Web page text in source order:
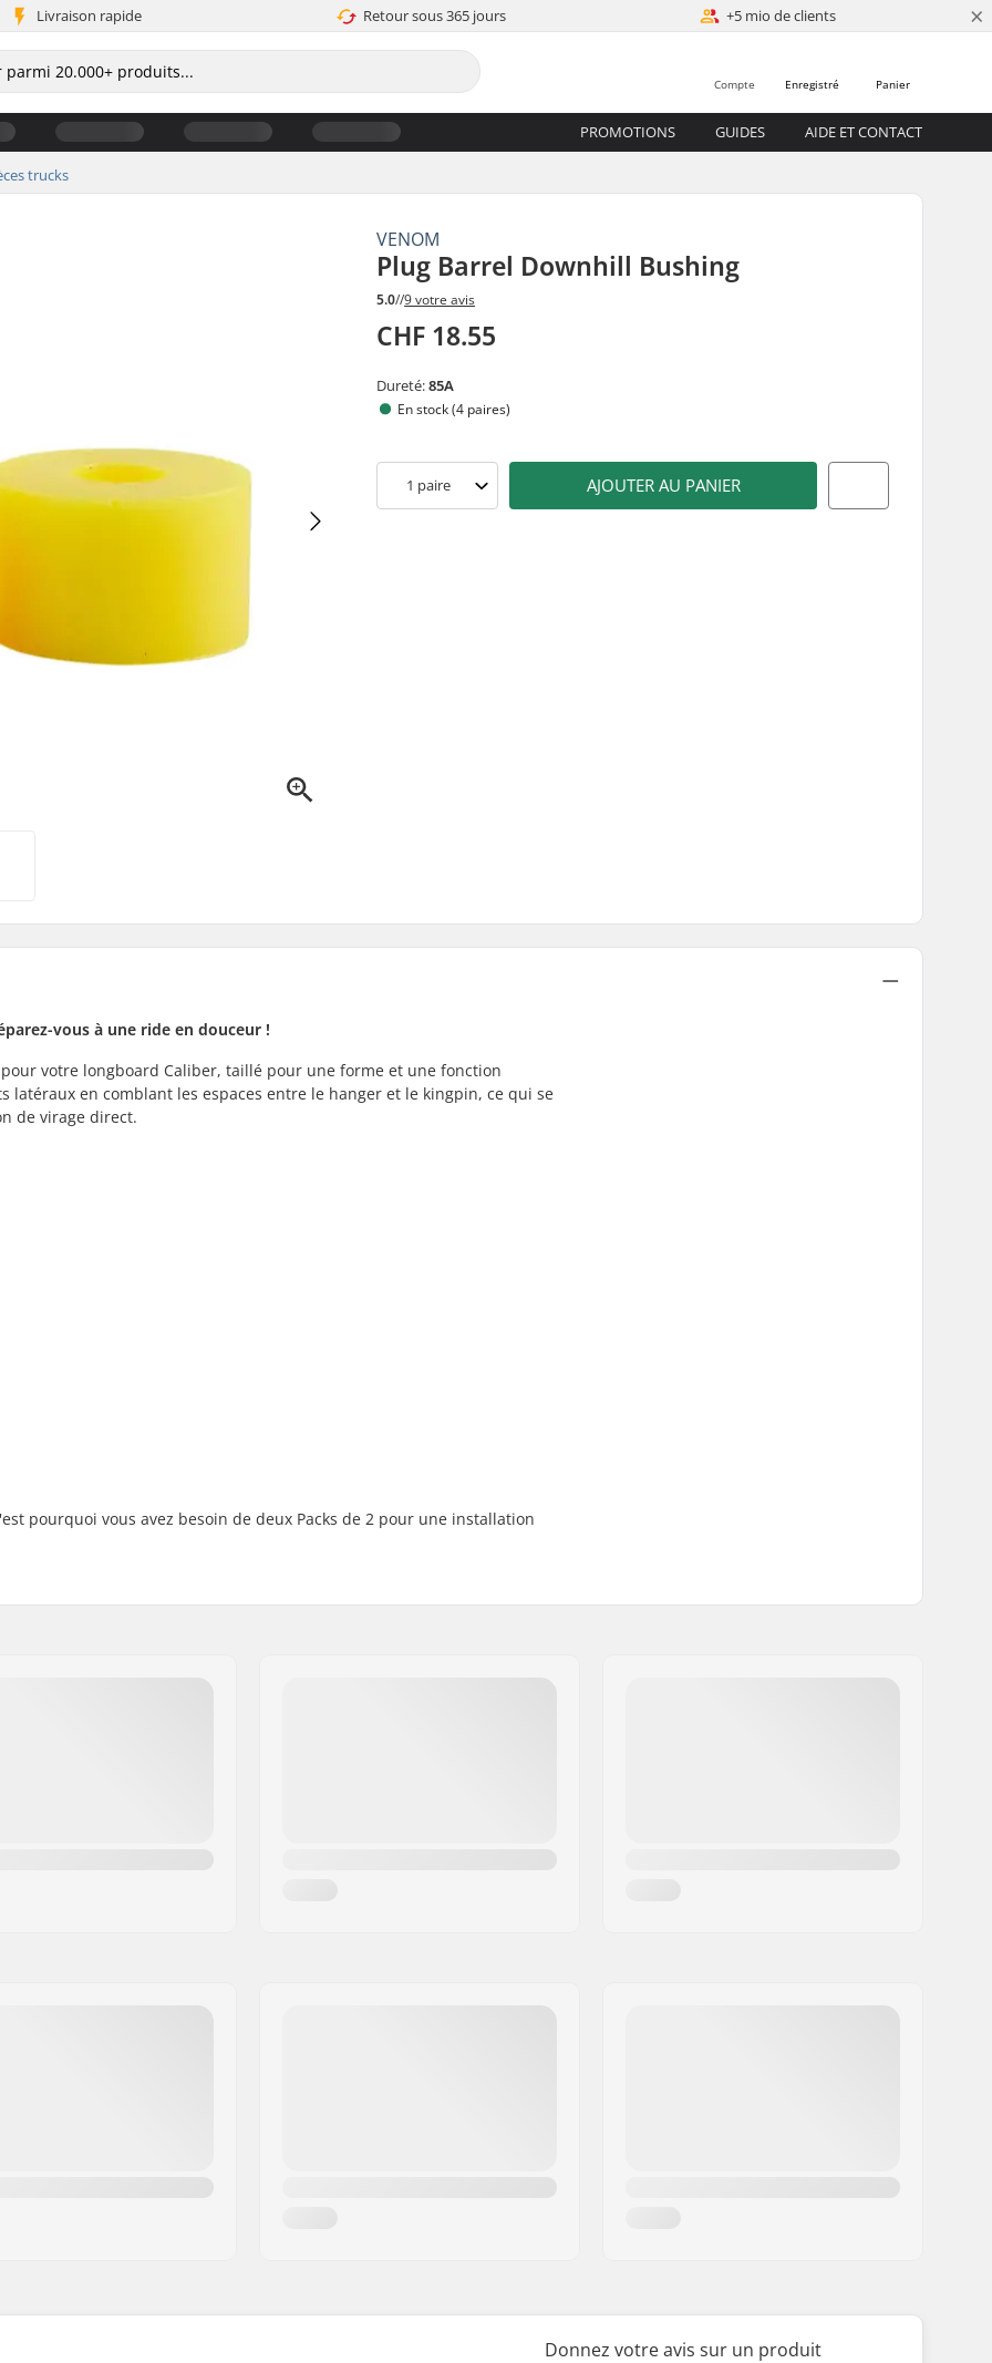
Livraison rapide Retour sous 365 jours +5 mio de clients ×
Panier
Enregistré
Compte
PROMOTIONS GUIDES AIDE ET CONTACT
trucks
VENOM
Plug Barrel Downhill Bushing
5.0//9 votre avis
CHF 18.55
Dureté:85A
En stock (4 paires)
1 paire AJOUTER AU PANIER
vous à une ride en douceur !
votre longboard Caliber, taillé pour une forme et une fonction
latéraux en comblant les espaces entre le hanger et le kingpin, ce qui se
de virage direct.
pourquoi vous avez besoin de deux Packs de 2 pour une installation
Donnez votre avis sur un produit